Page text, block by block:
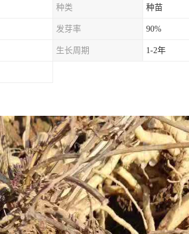
种类 种苗
发芽率 90%
生长周期 1-2年